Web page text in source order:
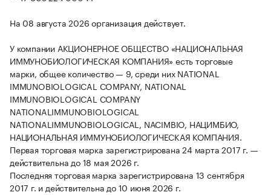
На 08 августа 2026 организация действует.
У компании АКЦИОНЕРНОЕ ОБЩЕСТВО «НАЦИОНАЛЬНАЯ
ИММУНОБИОЛОГИЧЕСКАЯ КОМПАНИЯ» есть торговые
марки, общее количество — 9, среди них NATIONAL
IMMUNOBIOLOGICAL COMPANY, NATIONAL
IMMUNOBIOLOGICAL COMPANY
NATIONALIMMUNOBIOLOGICAL
NATIONALIMMUNOBIOLOGICAL, NACIMBIO, НАЦИМБИО,
НАЦИОНАЛЬНАЯ ИММУНОБИОЛОГИЧЕСКАЯ КОМПАНИЯ.
Первая торговая марка зарегистрирована 24 марта 2017 г. —
действительна до 18 мая 2026 г.
Последняя торговая марка зарегистрирована 13 сентября
2017 г. и действительна до 10 июня 2026 г.